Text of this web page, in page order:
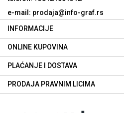
e-mail: prodaja@info-graf.rs
INFORMACIJE
ONLINE KUPOVINA
PLAĆANJE I DOSTAVA
PRODAJA PRAVNIM LICIMA